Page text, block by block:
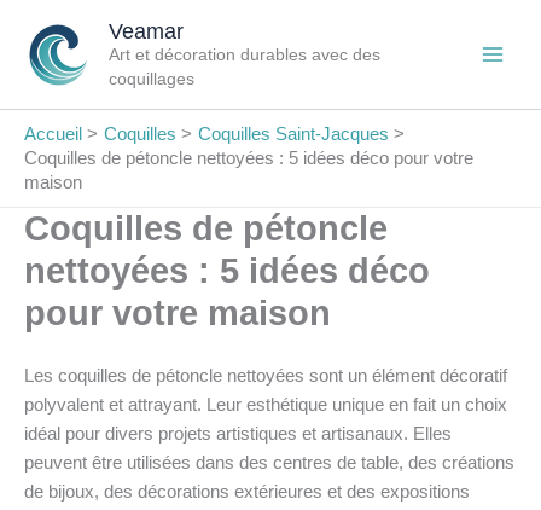
contenu
Veamar
Art et décoration durables avec des
coquillages
Accueil Coquilles
Coquilles Saint-Jacques
Coquilles de pétoncle nettoyées : 5 idées déco pour votre
maison
Coquilles de pétoncle
nettoyées : 5 idées déco
pour votre maison
Les coquilles de pétoncle nettoyées sont un élément décoratif
polyvalent et attrayant. Leur esthétique unique en fait un choix
idéal pour divers projets artistiques et artisanaux. Elles
peuvent être utilisées dans des centres de table, des créations
de bijoux, des décorations extérieures et des expositions